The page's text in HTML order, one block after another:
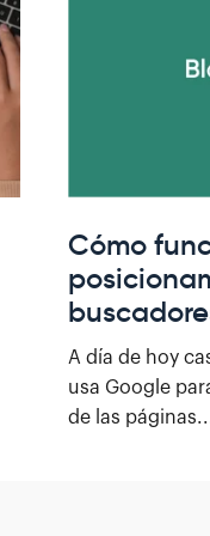
Cómo
A día de hoy
usa Google
de las